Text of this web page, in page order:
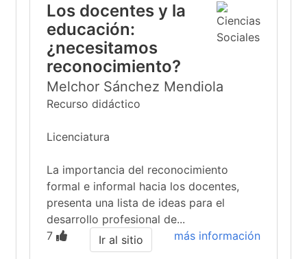
Los docentes y la
educación:
¿necesitamos
reconocimiento?
Melchor Sánchez Mendiola
Recurso didáctico
Licenciatura
La importancia del reconocimiento
formal e informal hacia los docentes,
presenta una lista de ideas para el
desarrollo profesional de...
7
más información
Ir al sitio